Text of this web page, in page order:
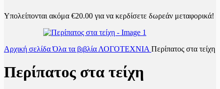
Υπολείπονται ακόμα €20.00 για να κερδίσετε δωρεάν μεταφορικά!
Αρχική σελίδαΌλα τα βιβλία ΛΟΓΟΤΕΧΝΙΑ Περίπατος στα τείχη
Περίπατος στα τείχη